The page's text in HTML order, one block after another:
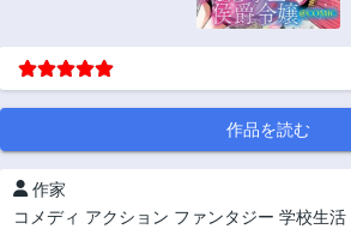
作品を読む
作家
コメディ アクション ファンタジー 学校生活